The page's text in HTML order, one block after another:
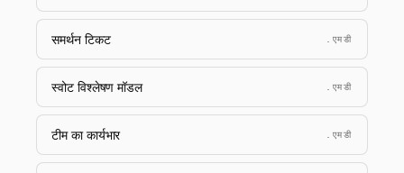
समर्थन टिकट .एमडी
स्वोट विश्लेषण मॉडल .एमडी
टीम का कार्यभार .एमडी